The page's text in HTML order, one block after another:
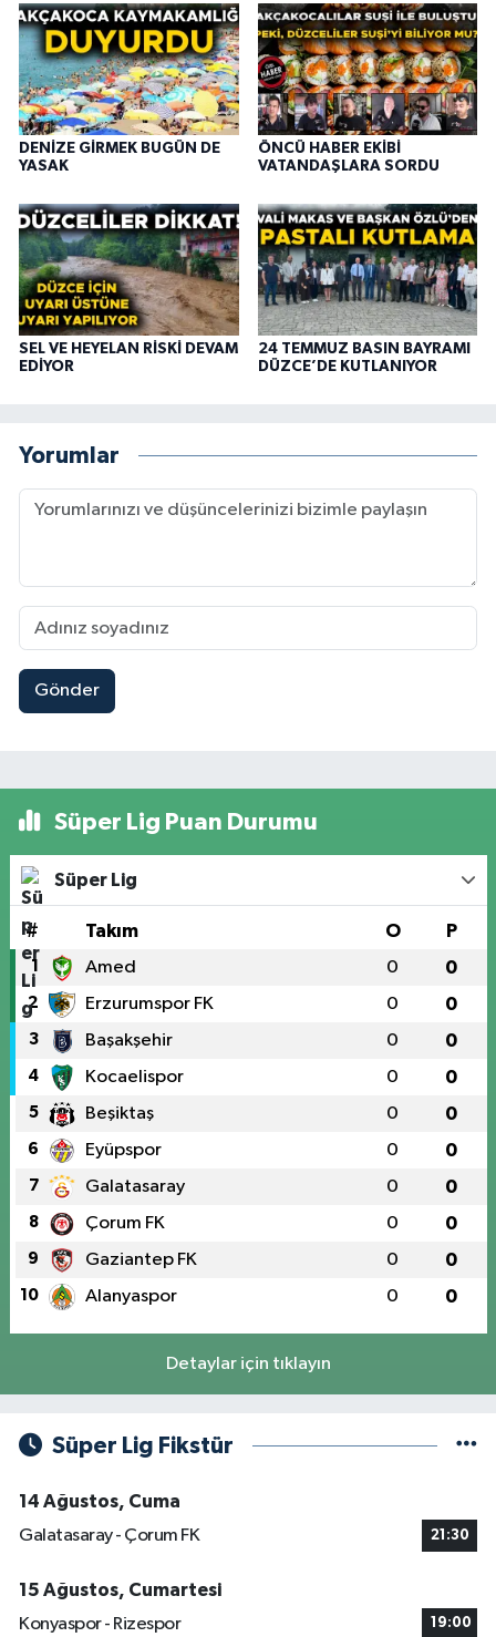
DENİZE GİRMEK BUGÜN DE
YASAK
ÖNCÜ HABER EKİBİ
VATANDAŞLARA SORDU
SEL VE HEYELAN RİSKİ DEVAM
EDİYOR
24 TEMMUZ BASIN BAYRAMI
DÜZCE’DE KUTLANIYOR
Yorumlar
Gönder
Süper Lig Puan Durumu
Süper Lig
# Takım O P
1 Amed 0 0
2 Erzurumspor FK 0 0
3 Başakşehir 0 0
4 Kocaelispor 0 0
5 Beşiktaş 0 0
6 Eyüpspor 0 0
7 Galatasaray 0 0
8 Çorum FK 0 0
9 Gaziantep FK 0 0
10 Alanyaspor 0 0
Detaylar için tıklayın
Süper Lig Fikstür
14 Ağustos, Cuma
Galatasaray - Çorum FK
21:30
15 Ağustos, Cumartesi
Konyaspor - Rizespor
19:00